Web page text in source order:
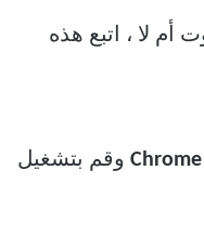
أم لا ، اتبع هذه
Chrome وقم بتشغيل